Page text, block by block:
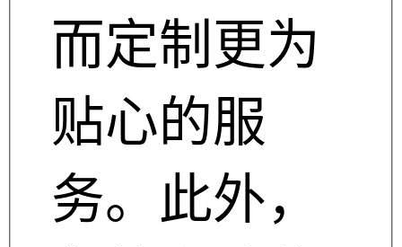
而定制更为
贴心的服
务。此外，